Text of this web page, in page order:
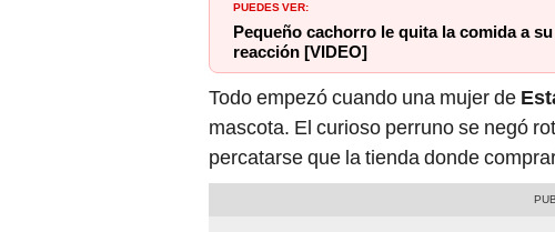
PUEDES VER:
Pequeño cachorro le quita la comida a
reacción [VIDEO]
Todo empezó cuando una mujer de
mascota. El curioso perruno se negó
percatarse que la tienda donde